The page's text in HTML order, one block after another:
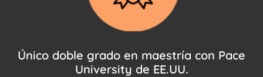
Único doble grado en maestría con Pace
University de EE.UU.